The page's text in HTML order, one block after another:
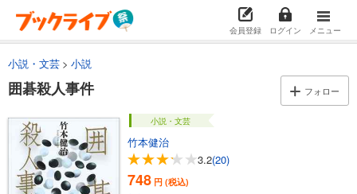
会員登録 ログイン メニュー
小説・文芸 小説
囲碁殺人事件 フォロー
小説・文芸
竹本健治
3.2(20)
748 円 (税込)